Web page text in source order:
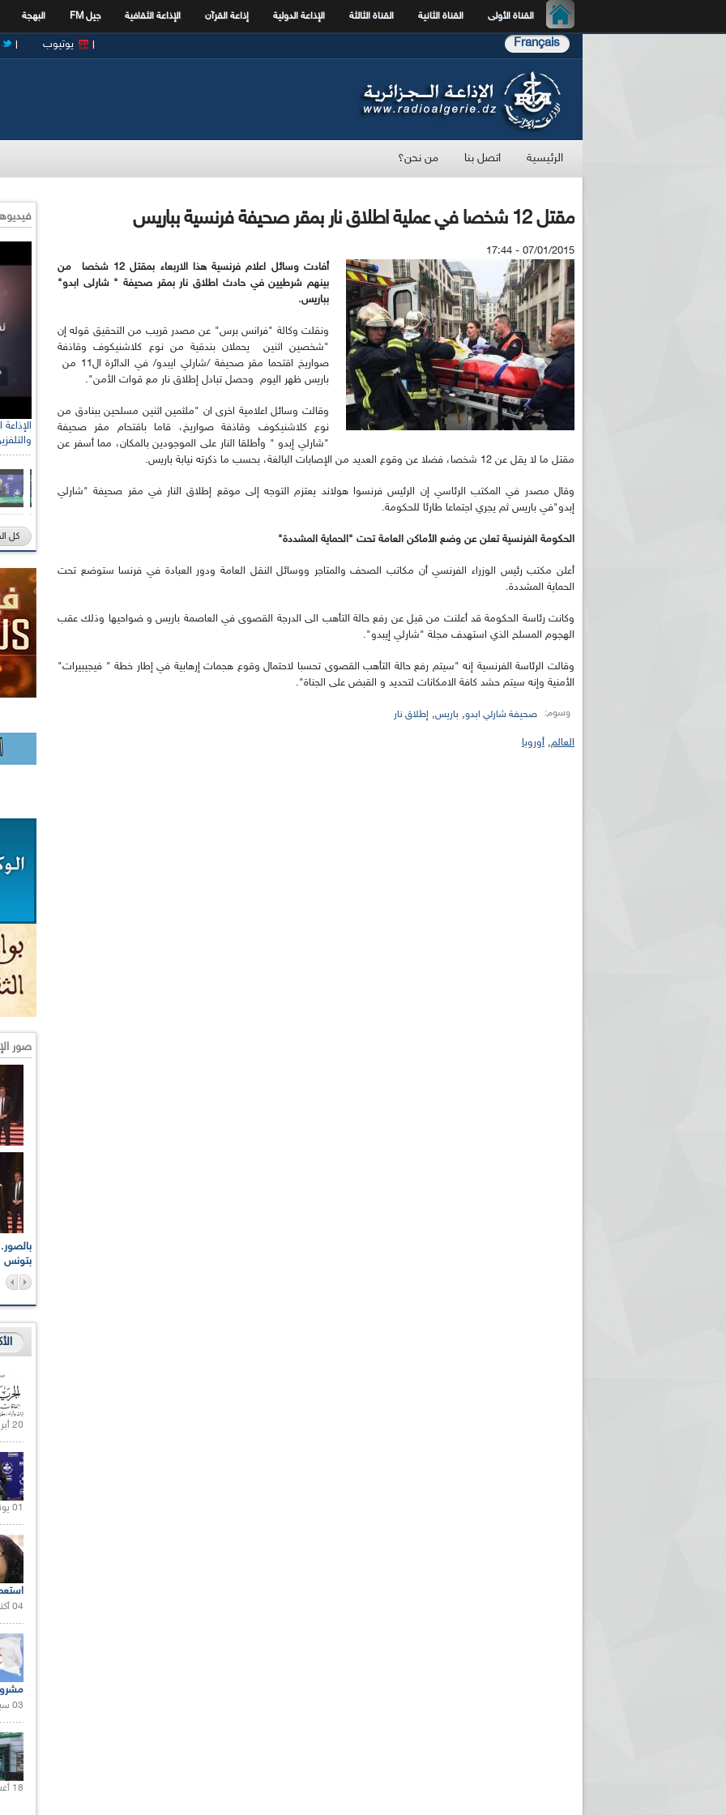
القناة الأولى القناة الثانية القناة الثالثة الإذاعة الدولية إذاعة القرآن الإذاعة الثقافية جيل FM البهجة
Français يوتيوب
الرئيسية اتصل بنا من نحن؟
مقتل 12 شخصا في عملية اطلاق نار بمقر صحيفة فرنسية بباريس
07/01/2015 - 17:44
أفادت وسائل اعلام فرنسية هذا الاربعاء بمقتل 12 شخصا من
بينهم شرطيين في حادث اطلاق نار بمقر صحيفة " شارلى ابدو"
بباريس.
ونقلت وكالة "فرانس برس" عن مصدر قريب من التحقيق قوله إن
"شخصين اثنين يحملان بندقية من نوع كلاشنيكوف وقاذفة
صواريخ اقتحما مقر صحيفة /شارلي ايبدو/ في الدائرة ال11 من
باريس ظهر اليوم وحصل تبادل إطلاق نار مع قوات الأمن".
وقالت وسائل اعلامية اخرى ان "ملثمين اثنين مسلحين ببنادق من
نوع كلاشنيكوف وقاذفة صواريخ، قاما باقتحام مقر صحيفة
"شارلي إبدو " وأطلقا النار على الموجودين بالمكان، مما أسفر عن
مقتل ما لا يقل عن 12 شخصا، فضلا عن وقوع العديد من الإصابات البالغة، بحسب ما ذكرته نيابة باريس.
وقال مصدر في المكتب الرئاسي إن الرئيس فرنسوا هولاند يعتزم التوجه إلى موقع إطلاق النار في مقر صحيفة "شارلي
إبدو"في باريس ثم يجري اجتماعا طارئا للحكومة.
الحكومة الفرنسية تعلن عن وضع الأماكن العامة تحت "الحماية المشددة"
أعلن مكتب رئيس الوزراء الفرنسي أن مكاتب الصحف والمتاجر ووسائل النقل العامة ودور العبادة في فرنسا ستوضع تحت
الحماية المشددة.
وكانت رئاسة الحكومة قد أعلنت من قبل عن رفع حالة التأهب الى الدرجة القصوى في العاصمة باريس و ضواحيها وذلك عقب
الهجوم المسلح الذي استهدف مجلة "شارلي إيبدو".
وقالت الرئاسة الفرنسية إنه "سيتم رفع حالة التأهب القصوى تحسبا لاحتمال وقوع هجمات إرهابية في إطار خطة " فيجيبيرات"
الأمنية وإنه سيتم حشد كافة الامكانات لتحديد و القبض على الجناة".
وسوم: صحيفة شارلي ابدو, باريس, إطلاق نار
العالم, أوروبا
كل
صور
بتونس
20 أبريل 2021 |
01 يونيو 2021 |
04 أكتوبر 2020 |
03 سبتمبر 2020 |
18 أغسطس 2020 |